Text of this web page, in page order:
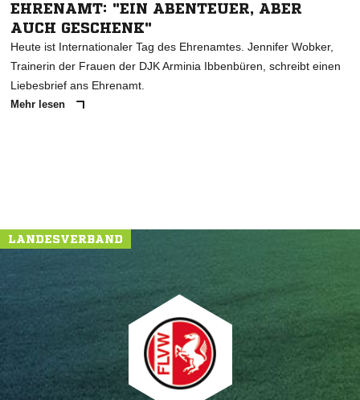
EHRENAMT: "EIN ABENTEUER, ABER
AUCH GESCHENK"
Heute ist Internationaler Tag des Ehrenamtes. Jennifer Wobker,
Trainerin der Frauen der DJK Arminia Ibbenbüren, schreibt einen
Liebesbrief ans Ehrenamt.
Mehr lesen
LANDESVERBAND